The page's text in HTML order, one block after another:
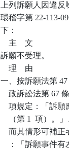
上列訴願人因違
環稽字第 22-113-
下：
    主    文
訴願不受理。
    理    由
一、按訴願法第
政訴訟法第 67
項規定：「訴
（第 1  項）
而其情形可補
：「訴願事件